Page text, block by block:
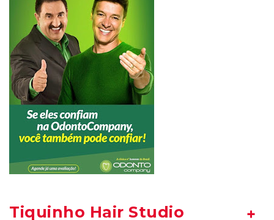
Tiquinho Hair Studio